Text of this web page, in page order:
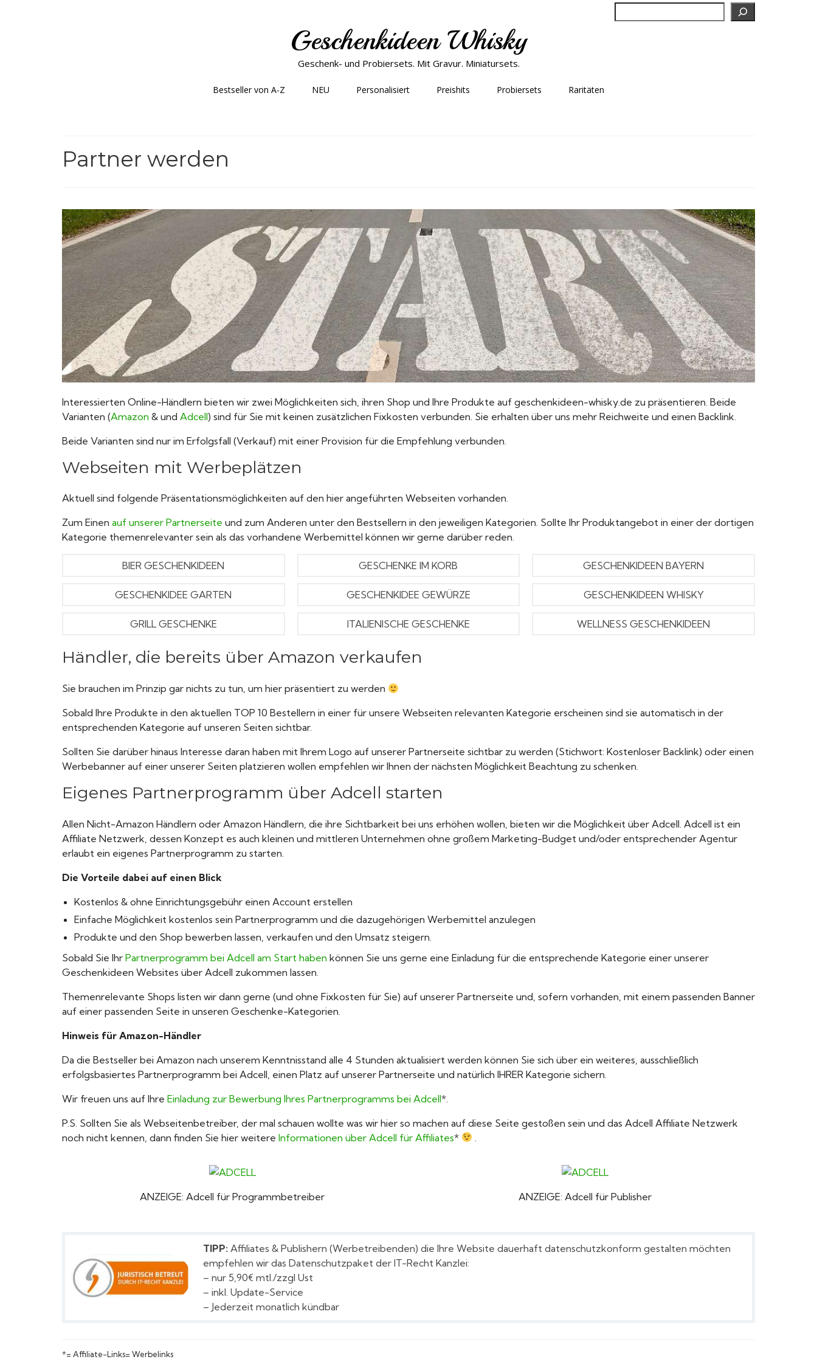
Suchen
Geschenkideen Whisky
Geschenk- und Probiersets. Mit Gravur. Miniatursets.
Bestseller von A-Z NEU Personalisiert Preishits Probiersets Raritäten
Partner werden
Interessierten Online-Händlern bieten wir zwei Möglichkeiten sich, ihren Shop und Ihre Produkte auf geschenkideen-whisky.de zu präsentieren. Beide
Varianten (Amazon & und Adcell) sind für Sie mit keinen zusätzlichen Fixkosten verbunden. Sie erhalten über uns mehr Reichweite und einen Backlink.
Beide Varianten sind nur im Erfolgsfall (Verkauf) mit einer Provision für die Empfehlung verbunden.
Webseiten mit Werbeplätzen
Aktuell sind folgende Präsentationsmöglichkeiten auf den hier angeführten Webseiten vorhanden.
Zum Einen auf unserer Partnerseite und zum Anderen unter den Bestsellern in den jeweiligen Kategorien. Sollte Ihr Produktangebot in einer der dortigen
Kategorie themenrelevanter sein als das vorhandene Werbemittel können wir gerne darüber reden.
BIER GESCHENKIDEEN GESCHENKE IM KORB GESCHENKIDEEN BAYERN
GESCHENKIDEE GARTEN GESCHENKIDEE GEWÜRZE GESCHENKIDEEN WHISKY
GRILL GESCHENKE ITALIENISCHE GESCHENKE WELLNESS GESCHENKIDEEN
Händler, die bereits über Amazon verkaufen
Sie brauchen im Prinzip gar nichts zu tun, um hier präsentiert zu werden
Sobald Ihre Produkte in den aktuellen TOP 10 Bestellern in einer für unsere Webseiten relevanten Kategorie erscheinen sind sie automatisch in der
entsprechenden Kategorie auf unseren Seiten sichtbar.
Sollten Sie darüber hinaus Interesse daran haben mit Ihrem Logo auf unserer Partnerseite sichtbar zu werden (Stichwort: Kostenloser Backlink) oder einen
Werbebanner auf einer unserer Seiten platzieren wollen empfehlen wir Ihnen der nächsten Möglichkeit Beachtung zu schenken.
Eigenes Partnerprogramm über Adcell starten
Allen Nicht-Amazon Händlern oder Amazon Händlern, die ihre Sichtbarkeit bei uns erhöhen wollen, bieten wir die Möglichkeit über Adcell. Adcell ist ein
Affiliate Netzwerk, dessen Konzept es auch kleinen und mittleren Unternehmen ohne großem Marketing-Budget und/oder entsprechender Agentur
erlaubt ein eigenes Partnerprogramm zu starten.
Die Vorteile dabei auf einen Blick
Kostenlos & ohne Einrichtungsgebühr einen Account erstellen
Einfache Möglichkeit kostenlos sein Partnerprogramm und die dazugehörigen Werbemittel anzulegen
Produkte und den Shop bewerben lassen, verkaufen und den Umsatz steigern.
Sobald Sie Ihr Partnerprogramm bei Adcell am Start haben können Sie uns gerne eine Einladung für die entsprechende Kategorie einer unserer
Geschenkideen Websites über Adcell zukommen lassen.
Themenrelevante Shops listen wir dann gerne (und ohne Fixkosten für Sie) auf unserer Partnerseite und, sofern vorhanden, mit einem passenden Banner
auf einer passenden Seite in unseren Geschenke-Kategorien.
Hinweis für Amazon-Händler
Da die Bestseller bei Amazon nach unserem Kenntnisstand alle 4 Stunden aktualisiert werden können Sie sich über ein weiteres, ausschließlich
erfolgsbasiertes Partnerprogramm bei Adcell, einen Platz auf unserer Partnerseite und natürlich IHRER Kategorie sichern.
Wir freuen uns auf Ihre Einladung zur Bewerbung Ihres Partnerprogramms bei Adcell*.
P.S. Sollten Sie als Webseitenbetreiber, der mal schauen wollte was wir hier so machen auf diese Seite gestoßen sein und das Adcell Affiliate Netzwerk
noch nicht kennen, dann finden Sie hier weitere Informationen über Adcell für Affiliates*
ANZEIGE: Adcell für Programmbetreiber ANZEIGE: Adcell für Publisher
TIPP: Affiliates & Publishern (Werbetreibenden) die Ihre Website dauerhaft datenschutzkonform gestalten möchten
empfehlen wir das Datenschutzpaket der IT-Recht Kanzlei:
– nur 5,90€ mtl./zzgl Ust
– inkl. Update-Service
– Jederzeit monatlich kündbar
*= Affiliate-Links= Werbelinks